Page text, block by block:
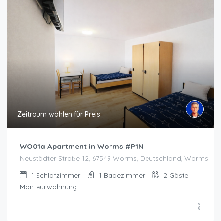
Zeitraum wählen für Preis
WO01a Apartment in Worms #P1N
Neustädter Straße 12, 67549 Worms, Deutschland, Worms
1 Schlafzimmer 1 Badezimmer 2 Gäste
Monteurwohnung